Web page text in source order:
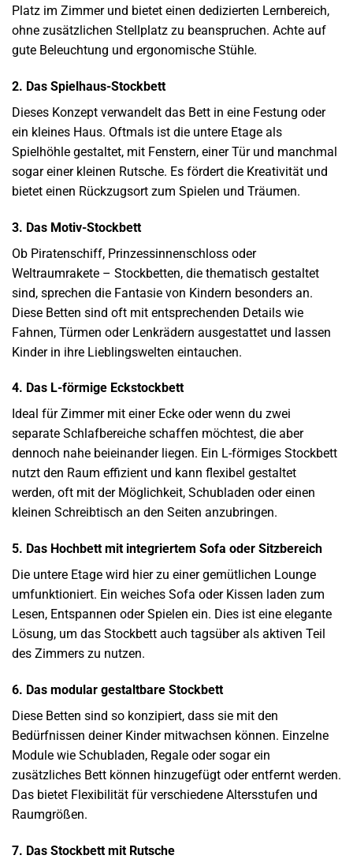
Platz im Zimmer und bietet einen dedizierten Lernbereich,
ohne zusätzlichen Stellplatz zu beanspruchen. Achte auf
gute Beleuchtung und ergonomische Stühle.
2. Das Spielhaus-Stockbett
Dieses Konzept verwandelt das Bett in eine Festung oder
ein kleines Haus. Oftmals ist die untere Etage als
Spielhöhle gestaltet, mit Fenstern, einer Tür und manchmal
sogar einer kleinen Rutsche. Es fördert die Kreativität und
bietet einen Rückzugsort zum Spielen und Träumen.
3. Das Motiv-Stockbett
Ob Piratenschiff, Prinzessinnenschloss oder
Weltraumrakete – Stockbetten, die thematisch gestaltet
sind, sprechen die Fantasie von Kindern besonders an.
Diese Betten sind oft mit entsprechenden Details wie
Fahnen, Türmen oder Lenkrädern ausgestattet und lassen
Kinder in ihre Lieblingswelten eintauchen.
4. Das L-förmige Eckstockbett
Ideal für Zimmer mit einer Ecke oder wenn du zwei
separate Schlafbereiche schaffen möchtest, die aber
dennoch nahe beieinander liegen. Ein L-förmiges Stockbett
nutzt den Raum effizient und kann flexibel gestaltet
werden, oft mit der Möglichkeit, Schubladen oder einen
kleinen Schreibtisch an den Seiten anzubringen.
5. Das Hochbett mit integriertem Sofa oder Sitzbereich
Die untere Etage wird hier zu einer gemütlichen Lounge
umfunktioniert. Ein weiches Sofa oder Kissen laden zum
Lesen, Entspannen oder Spielen ein. Dies ist eine elegante
Lösung, um das Stockbett auch tagsüber als aktiven Teil
des Zimmers zu nutzen.
6. Das modular gestaltbare Stockbett
Diese Betten sind so konzipiert, dass sie mit den
Bedürfnissen deiner Kinder mitwachsen können. Einzelne
Module wie Schubladen, Regale oder sogar ein
zusätzliches Bett können hinzugefügt oder entfernt werden.
Das bietet Flexibilität für verschiedene Altersstufen und
Raumgrößen.
7. Das Stockbett mit Rutsche